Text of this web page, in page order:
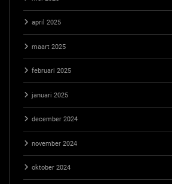
april 2025
maart 2025
februari 2025
januari 2025
december 2024
november 2024
oktober 2024